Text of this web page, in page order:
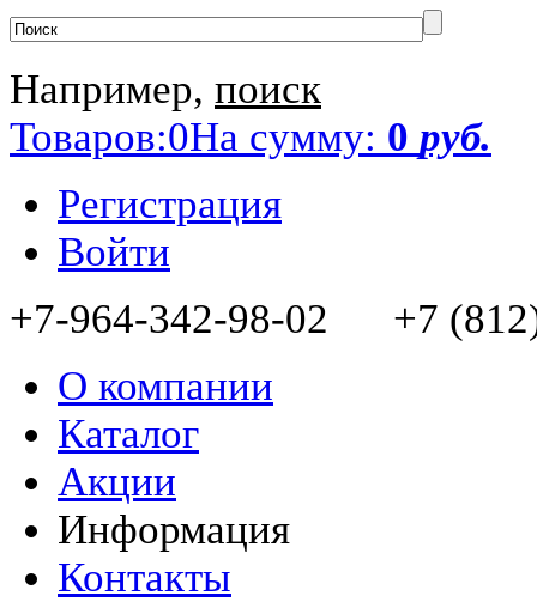
Например, поиск
Товаров:0На сумму: 0 руб.
Регистрация
Войти
+7-964-342-98-02 +7
О компании
Каталог
Акции
Информация
Контакты